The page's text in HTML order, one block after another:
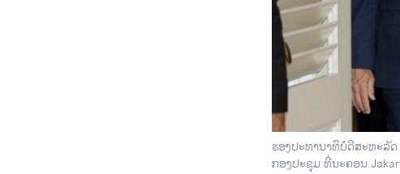
ຮອງປະທານາທິບໍດີສະຫະລັດ
ກອງປະຊຸມ ທີ່ນະຄອນ